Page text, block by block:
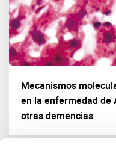
Mecanismos
en la enfermedad de
otras demencias